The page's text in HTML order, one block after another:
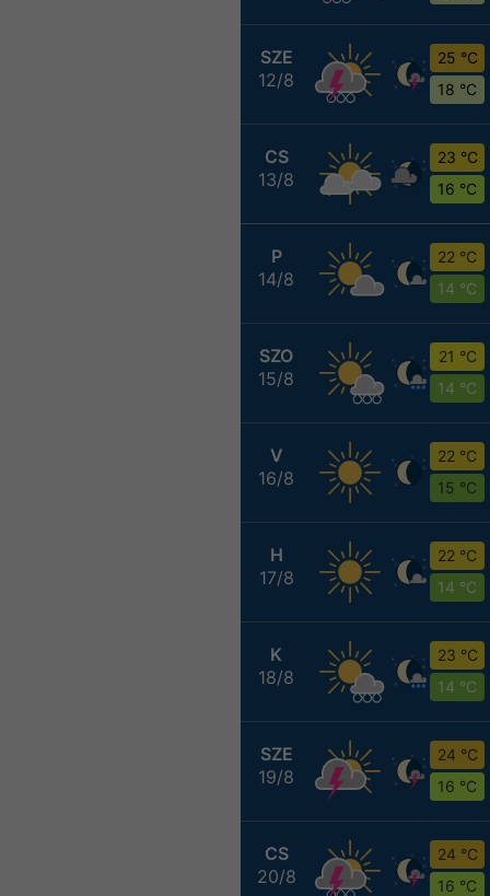
SZE
12/8
25 °C
18 °C
CS
13/8
23 °C
16 °C
P
14/8
22 °C
14 °C
SZO
15/8
21 °C
14 °C
V
16/8
22 °C
15 °C
H
17/8
22 °C
14 °C
K
18/8
23 °C
14 °C
SZE
19/8
24 °C
16 °C
CS
20/8
24 °C
16 °C